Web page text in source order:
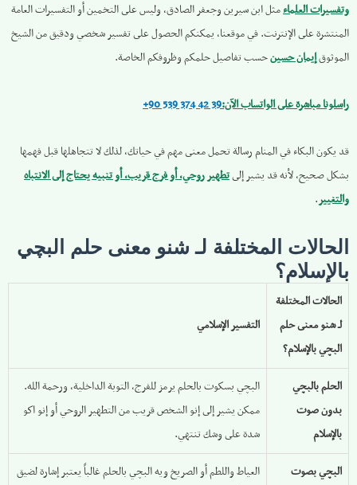
وتفسيرات العلماءمثل ابن سيرين وجعفر الصادق، وليس على التخمين أو التفسيرات العامة
المنتشرة على الإنترنت. في موقعنا، يمكنكم الحصول على تفسير شخصي ودقيق من الشيخ
الموثوقإيمان حسينحسب تفاصيل حلمكم وظروفكم الخاصة.
راسلونا مباشرة على الواتساب الآن:+90 539 374 42 39
قد يكون البكاء في المنام رسالة تحمل معنى مهم في حياتك، لذلك لا تتجاهلها قبل فهمها
بشكل صحيح، لأنه قد يشير إلىتطهير روحي، أو فرج قريب، أو تنبيه يحتاج إلى الانتباه
والتغيير.
الحالات المختلفة لـ شنو معنى حلم البچي
بالإسلام؟
الحالات المختلفة
لـ شنو معنى حلم
البچي بالإسلام؟
التفسير الإسلامي
الحلم بالبچي
بدون صوت
بالإسلام
البچي بسكوت بالحلم يرمز للفرج، التوبة الداخلية، ورحمة الله.
ممكن يشير إلى إنو الشخص قريب من التطهير الروحي أو إنو اكو
شدة على وشك تنتهي.
البچي بصوت
العياط واللطم أو الصريخ ويه البچي بالحلم غالباً يعتبر إشارة لضيق